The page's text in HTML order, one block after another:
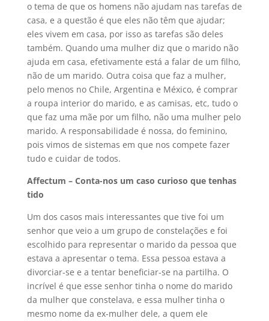
o tema de que os homens não ajudam nas tarefas de
casa, e a questão é que eles não têm que ajudar;
eles vivem em casa, por isso as tarefas são deles
também. Quando uma mulher diz que o marido não
ajuda em casa, efetivamente está a falar de um filho,
não de um marido. Outra coisa que faz a mulher,
pelo menos no Chile, Argentina e México, é comprar
a roupa interior do marido, e as camisas, etc, tudo o
que faz uma mãe por um filho, não uma mulher pelo
marido. A responsabilidade é nossa, do feminino,
pois vimos de sistemas em que nos compete fazer
tudo e cuidar de todos.
Affectum – Conta-nos um caso curioso que tenhas
tido
Um dos casos mais interessantes que tive foi um
senhor que veio a um grupo de constelações e foi
escolhido para representar o marido da pessoa que
estava a apresentar o tema. Essa pessoa estava a
divorciar-se e a tentar beneficiar-se na partilha. O
incrível é que esse senhor tinha o nome do marido
da mulher que constelava, e essa mulher tinha o
mesmo nome da ex-mulher dele, a quem ele